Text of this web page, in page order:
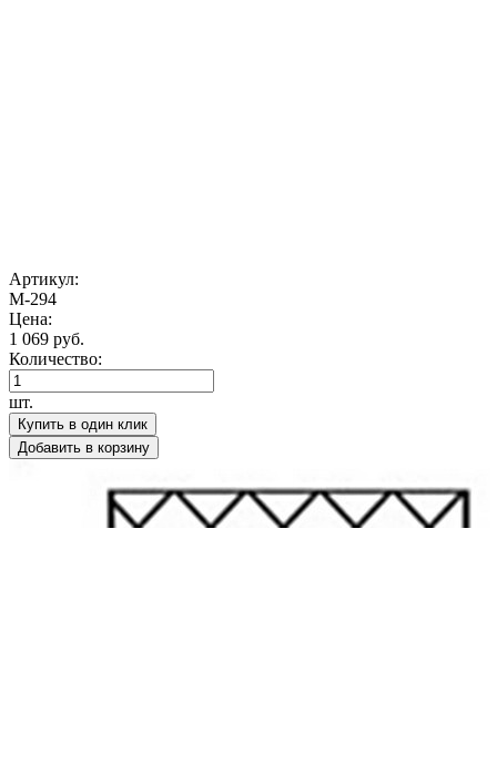
Артикул:
М-294
Цена:
1 069 руб.
Количество:
шт.
Купить в один клик
Добавить в корзину